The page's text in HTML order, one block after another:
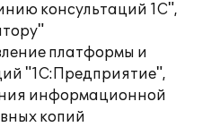
консультаций 1С",
платформы и
"1С:Предприятие",
информационной
копий